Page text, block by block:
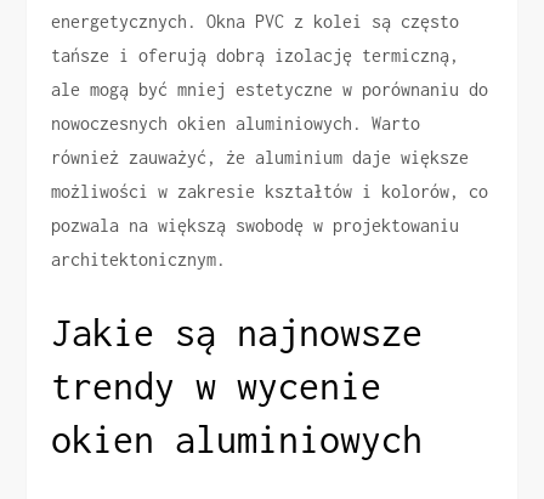
energetycznych. Okna PVC z kolei są często
tańsze i oferują dobrą izolację termiczną,
ale mogą być mniej estetyczne w porównaniu do
nowoczesnych okien aluminiowych. Warto
również zauważyć, że aluminium daje większe
możliwości w zakresie kształtów i kolorów, co
pozwala na większą swobodę w projektowaniu
architektonicznym.
Jakie są najnowsze
trendy w wycenie
okien aluminiowych